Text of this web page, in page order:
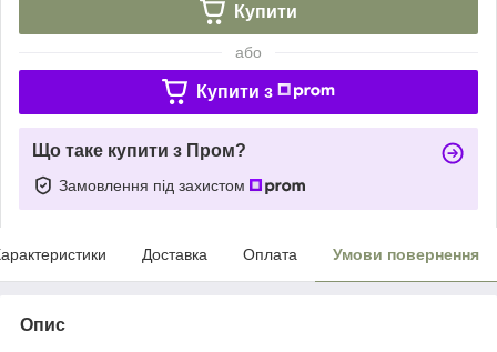
Купити
або
Купити з
Що таке купити з Пром?
Замовлення під захистом
Доставка Оплата Умови повернення
Опис